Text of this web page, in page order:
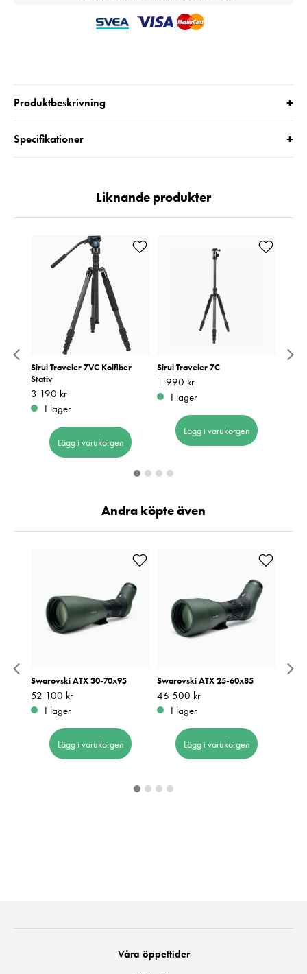
Produktbeskrivning +
Specifikationer +
Liknande produkter
Sirui Traveler 7VC Kolfiber
Stativ
Pris:3 190 kr
3 190 kr
I lager
Lägg i varukorgen
Sirui Traveler 7C
Pris:1 990 kr
1 990 kr
I lager
Lägg i varukorgen
Andra köpte även
Swarovski ATX 30-70x95
Pris :52 100 kr
52 100 kr
I lager
Lägg i varukorgen
Swarovski ATX 25-60x85
Pris :46 500 kr
46 500 kr
I lager
Lägg i varukorgen
Våra öppettider